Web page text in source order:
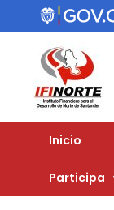
Inicio
Participa